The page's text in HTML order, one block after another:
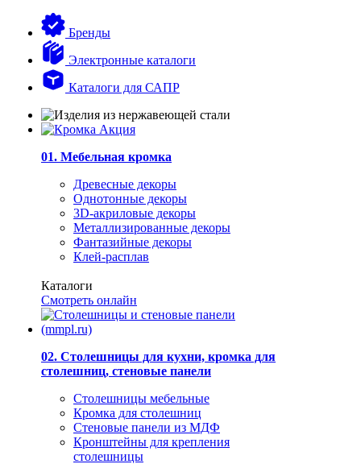
Бренды
Электронные каталоги
Каталоги для САПР
01. Мебельная кромка
Древесные декоры
Однотонные декоры
3D-акриловые декоры
Металлизированные декоры
Фантазийные декоры
Клей-расплав
Каталоги
Смотреть онлайн
02. Столешницы для кухни, кромка для
столешниц, стеновые панели
Столешницы мебельные
Кромка для столешниц
Стеновые панели из МДФ
Кронштейны для крепления
столешницы